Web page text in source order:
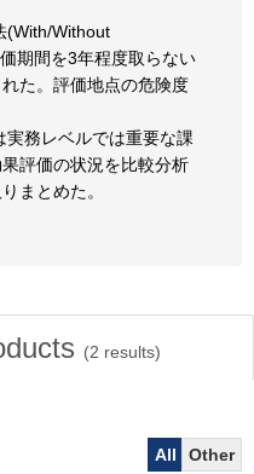
(With/Without
期間を3年程度取らない
た。評価地点の危険度
務レベルでは重要な課
評価の状況を比較分析
まとめた。
(2 results)
All
Other